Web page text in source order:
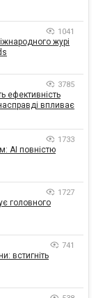
1041
журі
3785
ефективність
впливає
1733
AI повністю
1727
головного
741
встигніть